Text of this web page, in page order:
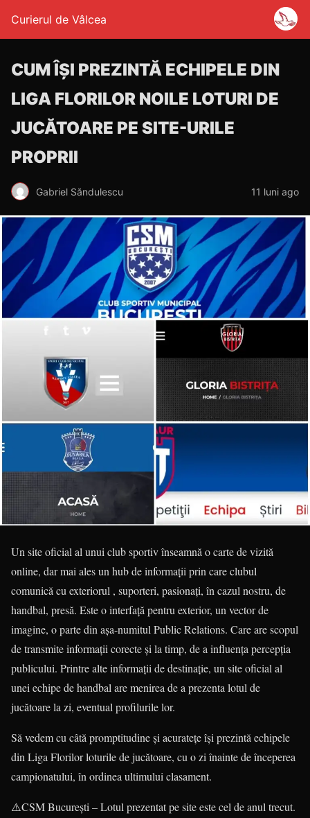
Curierul de Vâlcea
CUM ÎȘI PREZINTĂ ECHIPELE DIN
LIGA FLORILOR NOILE LOTURI DE
JUCĂTOARE PE SITE-URILE
PROPRII
Gabriel Săndulescu 11 luni ago
Un site oficial al unui club sportiv înseamnă o carte de vizită
online, dar mai ales un hub de informații prin care clubul
comunică cu exteriorul , suporteri, pasionați, în cazul nostru, de
handbal, presă. Este o interfață pentru exterior, un vector de
imagine, o parte din așa-numitul Public Relations. Care are scopul
de transmite informații corecte și la timp, de a influența percepția
publicului. Printre alte informații de destinație, un site oficial al
unei echipe de handbal are menirea de a prezenta lotul de
jucătoare la zi, eventual profilurile lor.
Să vedem cu câtă promptitudine și acuratețe își prezintă echipele
din Liga Florilor loturile de jucătoare, cu o zi înainte de începerea
campionatului, în ordinea ultimului clasament.
⚠️CSM București – Lotul prezentat pe site este cel de anul trecut.